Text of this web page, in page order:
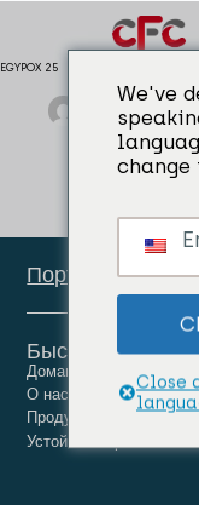
EGYPOX 25
admin
Портал
Быстрые ссылки
Домашняя страница
О нас
Продукты
Устойчивое развитие
We've
change
Close